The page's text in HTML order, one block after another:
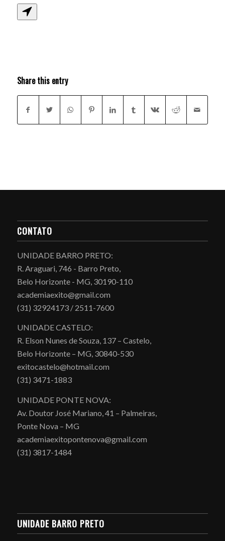
Share this entry
CONTATO
UNIDADE BARRO PRETO:
R. Araguari, 746 - Barro Preto,
Belo Horizonte - MG, 30190-110
academiaexito@gmail.com
(31) 32924173 / 2511-7600
UNIDADE CASTELO:
R. Elson Nunes de Souza, 137 – Castelo,
Belo Horizonte – MG, 30840-530
exitocastelo@hotmail.com
(31) 3471-1883
UNIDADE PONTE NOVA:
Av. Doutor José Mariano, 41 – Palmeiras,
Ponte Nova – MG
academiaexitopontenova@gmail.com
(31) 3817-1484
UNIDADE BARRO PRETO